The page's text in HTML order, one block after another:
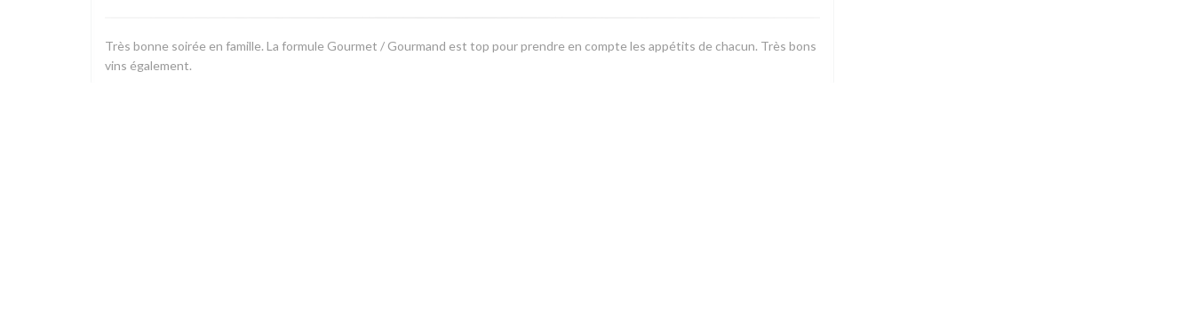
Très bonne soirée en famille. La formule Gourmet / Gourmand est top pour prendre en compte les appétits de chacun. Très bons
vins également.